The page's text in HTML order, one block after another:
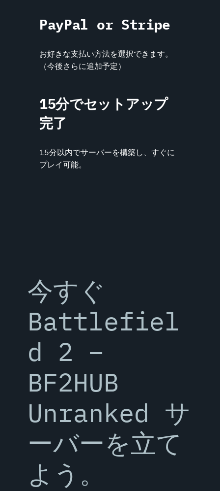
PayPal or Stripe
お好きな支払い方法を選択できます。
（今後さらに追加予定）
15分でセットアップ
完了
15分以内でサーバーを構築し、すぐに
プレイ可能。
今すぐ
Battlefiel
d 2 –
BF2HUB
Unranked サ
ーバーを立て
よう。